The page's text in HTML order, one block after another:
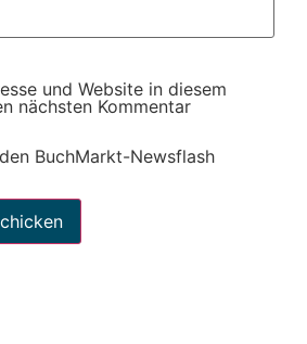
und Website in diesem
nächsten Kommentar
BuchMarkt-Newsflash